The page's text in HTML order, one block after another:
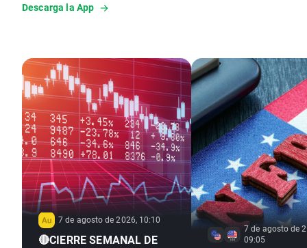
Descarga la App
7 de agosto de 2026, 10:10
🔴CIERRE SEMANAL DE
7 de agosto de
09:05